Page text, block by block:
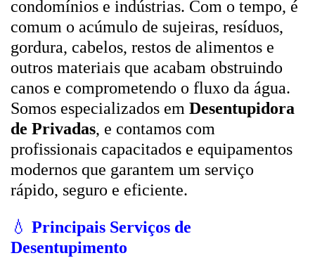
condomínios e indústrias. Com o tempo, é
comum o acúmulo de sujeiras, resíduos,
gordura, cabelos, restos de alimentos e
outros materiais que acabam obstruindo
canos e comprometendo o fluxo da água.
Somos especializados em Desentupidora
de Privadas, e contamos com
profissionais capacitados e equipamentos
modernos que garantem um serviço
rápido, seguro e eficiente.
💧 Principais Serviços de
Desentupimento